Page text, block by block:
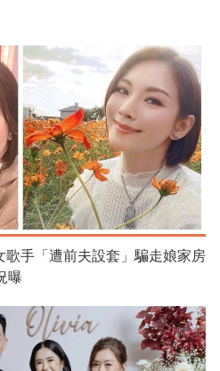
歌手「遭前夫設套」騙走娘家房
曝